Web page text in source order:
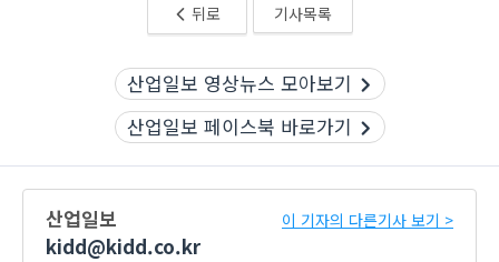
뒤로 기사목록
산업일보 영상뉴스 모아보기
산업일보 페이스북 바로가기
산업일보
kidd@kidd.co.kr
이 기자의 다른기사 보기 >